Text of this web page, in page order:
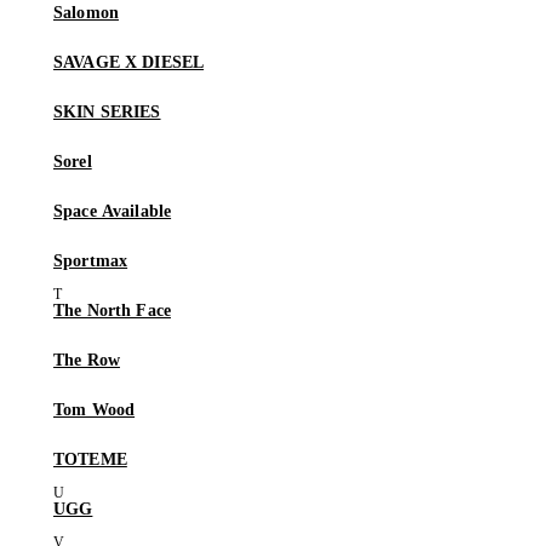
Salomon
SAVAGE X DIESEL
SKIN SERIES
Sorel
Space Available
Sportmax
The North Face
The Row
Tom Wood
TOTEME
UGG